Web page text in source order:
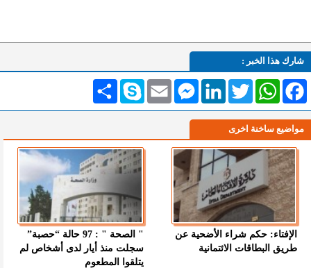
شارك هذا الخبر :
انشر Skype Email
MessengerLinkedInTwitterWhatsAppFacebook
مواضيع ساخنة اخرى
الإفتاء: حكم شراء الأضحية عن
طريق البطاقات الائتمانية
" الصحة " : 97 حالة “حصبة”
سجلت منذ أيار لدى أشخاص لم
يتلقوا المطعوم